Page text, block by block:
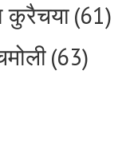
(61)
(63)